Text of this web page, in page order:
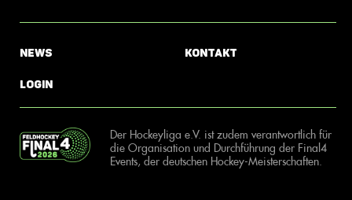
News
Login
Kontakt
Der Hockeyliga e.V. ist zudem verantwortlich für
die Organisation und Durchführung der Final4
Events, der deutschen Hockey-Meisterschaften.